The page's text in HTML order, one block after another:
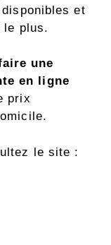
et
le plus.
une
en ligne
prix
le site :